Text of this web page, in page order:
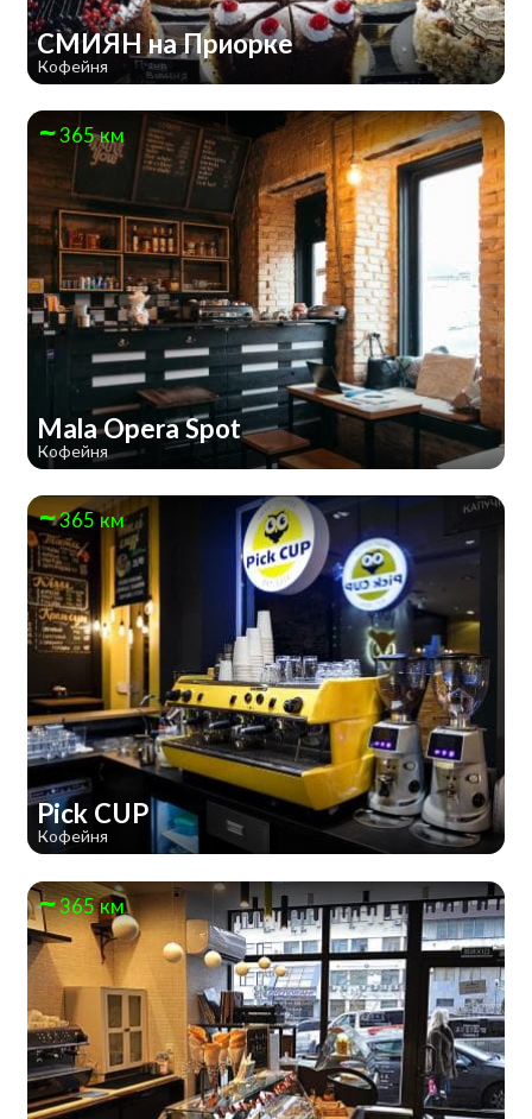
СМИЯН на Приорке
Кофейня
365 км
Mala Opera Spot
Кофейня
365 км
Pick CUP
Кофейня
365 км